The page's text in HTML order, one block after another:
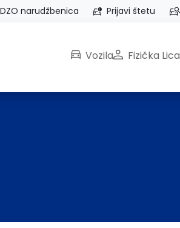
DZO narudžbenica Prijavi štetu
Vozila Fizička Lica